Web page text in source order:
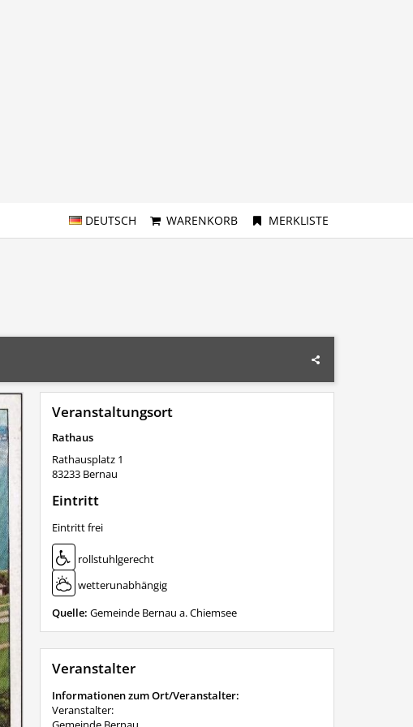
DEUTSCH WARENKORB MERKLISTE
Veranstaltungsort
Rathaus
Rathausplatz 1
83233 Bernau
Eintritt
Eintritt frei
rollstuhlgerecht
wetterunabhängig
Quelle: Gemeinde Bernau a. Chiemsee
Veranstalter
Informationen zum Ort/Veranstalter:
Veranstalter: